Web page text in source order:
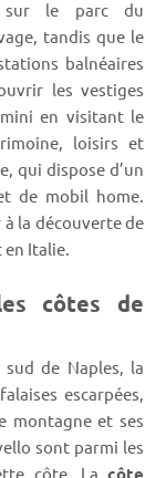
sur le parc du
tandis que le
balnéaires
les vestiges
en visitant le
loisirs et
qui dispose d’un
de mobil home.
la découverte de
Italie.
côtes de
sud de Naples, la
escarpées,
montagne et ses
sont parmi les
côte. La